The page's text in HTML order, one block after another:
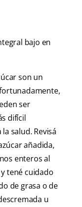
bajo en
son un
ser
difícil
salud. Revisá
añadida,
enteros al
tené cuidado
de grasa o de
u